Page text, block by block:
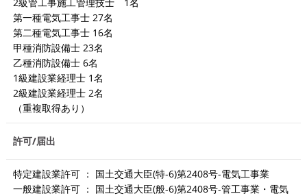
第一種電気工事士 27名
第二種電気工事士 16名
甲種消防設備士 23名
乙種消防設備士 6名
1級建設業経理士 1名
2級建設業経理士 2名
（重複取得あり）
許可/届出
特定建設業許可 ： 国土交通大臣(特-6)第2408号-電気工事業
一般建設業許可 ： 国土交通大臣(般-6)第2408号-管工事業・電気